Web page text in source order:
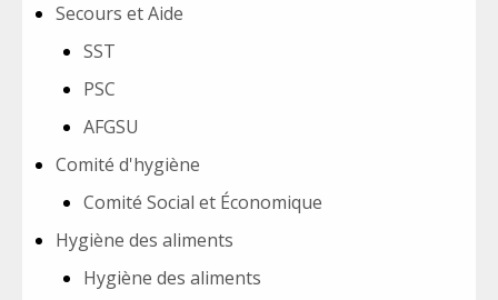
Secours et Aide
SST
PSC
AFGSU
Comité d'hygiène
Comité Social et Économique
Hygiène des aliments
Hygiène des aliments